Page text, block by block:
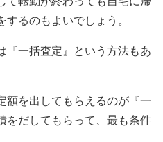
るのもよいでしょう。
一括査定』という方法もあ
を出してもらえるのが『一
をだしてもらって、最も条件